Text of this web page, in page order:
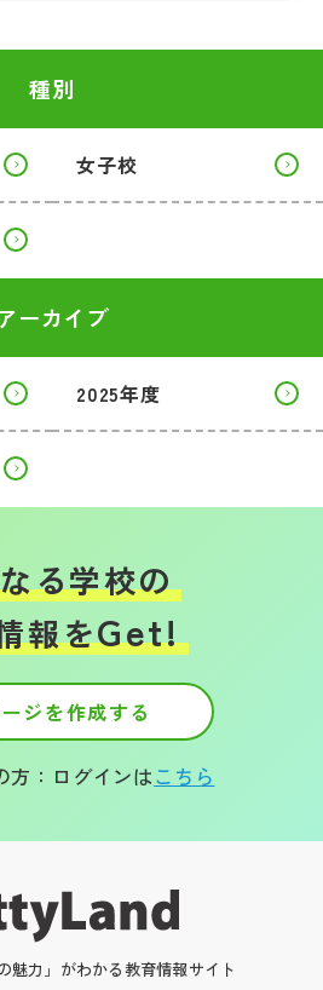
種別
女子校
ーカイブ
2025年度
る学校の
報をGet!
ジを作成する
方：ログインはこちら
魅力」がわかる教育情報サイト